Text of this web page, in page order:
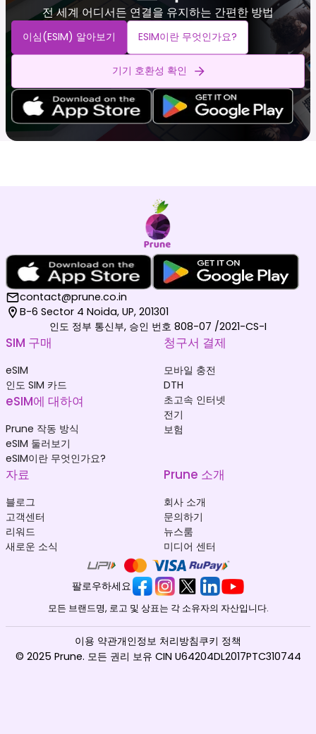
전 세계 어디서든 연결을 유지하는 간편한 방법
이심(eSIM) 알아보기 ESIM이란 무엇인가요?
기기 호환성 확인
contact@prune.co.in
B-6 Sector 4 Noida, UP, 201301
인도 정부 통신부, 승인 번호 808-07 /2021-CS-I
SIM 구매
eSIM
인도 SIM 카드
eSIM에 대하여
Prune 작동 방식
eSIM 둘러보기
eSIM이란 무엇인가요?
청구서 결제
모바일 충전
DTH
초고속 인터넷
전기
보험
자료
블로그
고객센터
리워드
새로운 소식
Prune 소개
회사 소개
문의하기
뉴스룸
미디어 센터
팔로우하세요
모든 브랜드명, 로고 및 상표는 각 소유자의 자산입니다.
© 2025 Prune. 모든 권리 보유 CIN U64204DL2017PTC310744
이용 약관개인정보 처리방침쿠키 정책